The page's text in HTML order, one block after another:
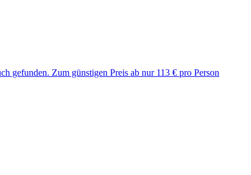
gefunden. Zum günstigen Preis ab nur 113 € pro Person